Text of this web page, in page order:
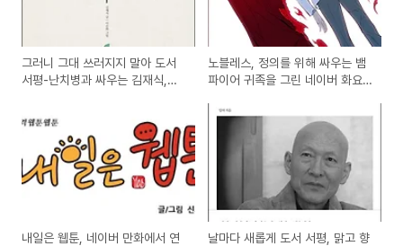
그러니 그대 쓰러지지 말아 도서
서평-난치병과 싸우는 김재식,안
노블레스, 정의를 위해 싸우는 뱀
파이어 귀족을 그린 네이버 화요
내일은 웹툰, 네이버 만화에서 연
날마다 새롭게 도서 서평, 맑고 향